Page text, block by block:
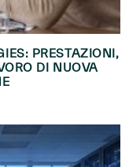
PRESTAZIONI,
DI NUOVA